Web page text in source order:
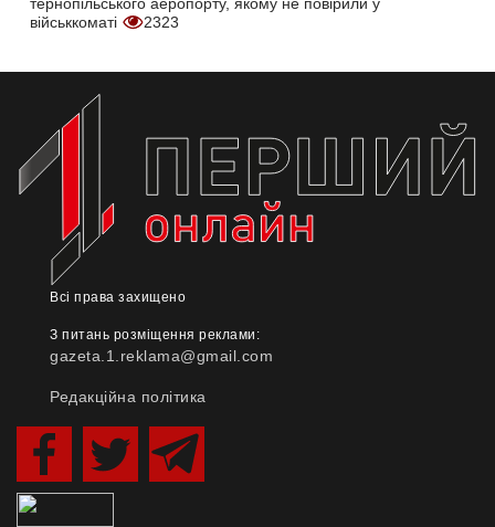
тернопільського аеропорту, якому не повірили у
військкоматі
2323
Всі права захищено
З питань розміщення реклами:
gazeta.1.reklama@gmail.com
Редакційна політика